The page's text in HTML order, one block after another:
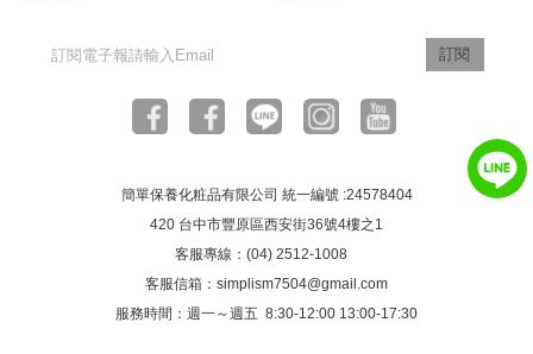
訂閱
簡單保養化粧品有限公司 統一編號 :24578404
420 台中市豐原區西安街36號4樓之1
客服專線：(04) 2512-1008
客服信箱： simplism7504@gmail.com
服務時間：週一～週五 8:30-12:00 13:00-17:30